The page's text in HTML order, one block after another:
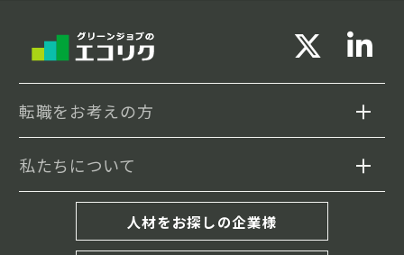
転職をお考えの方
求人検索
私たちについて
エコリクについて人材をお探しの企業様